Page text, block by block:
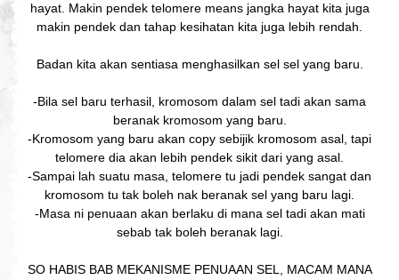
hayat. Makin pendek telomere means jangka hayat kita juga
makin pendek dan tahap kesihatan kita juga lebih rendah.
Badan kita akan sentiasa menghasilkan sel sel yang baru.
-Bila sel baru terhasil, kromosom dalam sel tadi akan sama
beranak kromosom yang baru.
-Kromosom yang baru akan copy sebijik kromosom asal, tapi
telomere dia akan lebih pendek sikit dari yang asal.
-Sampai lah suatu masa, telomere tu jadi pendek sangat dan
kromosom tu tak boleh nak beranak sel yang baru lagi.
-Masa ni penuaan akan berlaku di mana sel tadi akan mati
sebab tak boleh beranak lagi.
SO HABIS BAB MEKANISME PENUAAN SEL, MACAM MANA